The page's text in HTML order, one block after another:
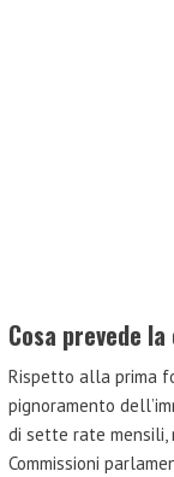
Cosa prevede
Rispetto alla prima
pignoramento
di sette rate
Commissioni